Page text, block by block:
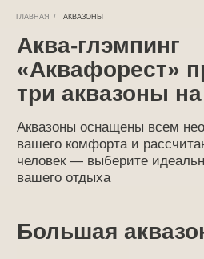
ГЛАВНАЯ / АКВАЗОНЫ
Аквазоны оснащены всем необходимым
вашего комфорта и рассчитаны на группы
человек — выберите идеальную аквазону
вашего отдыха
«Аквафорест»
Большая аквазона №1